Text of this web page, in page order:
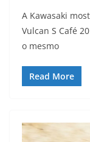
A Kawasaki
Vulcan S Café
o mesmo
Read More